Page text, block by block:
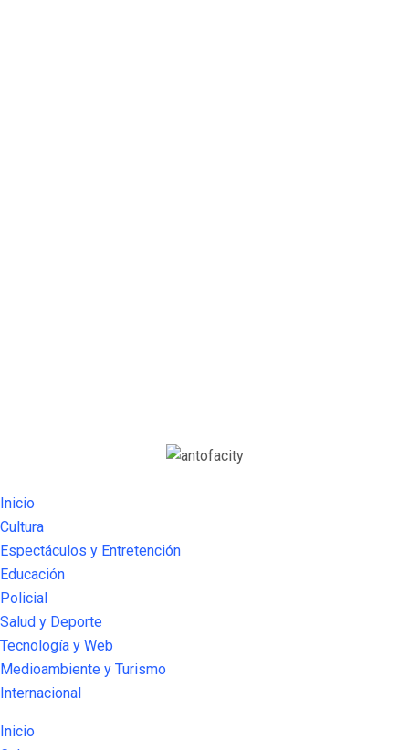
Inicio
Cultura
Espectáculos y Entretención
Educación
Policial
Salud y Deporte
Tecnología y Web
Medioambiente y Turismo
Internacional
Inicio